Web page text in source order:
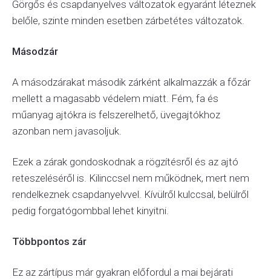
Görgős és csapdanyelves változatok egyaránt léteznek
belőle, szinte minden esetben zárbetétes változatok.
Másodzár
A másodzárakat második zárként alkalmazzák a főzár
mellett a magasabb védelem miatt. Fém, fa és
műanyag ajtókra is felszerelhető, üvegajtókhoz
azonban nem javasoljuk.
Ezek a zárak gondoskodnak a rögzítésről és az ajtó
reteszeléséről is. Kilinccsel nem működnek, mert nem
rendelkeznek csapdanyelvvel. Kívülről kulccsal, belülről
pedig forgatógombbal lehet kinyitni.
Többpontos zár
Ez az zártípus már gyakran előfordul a mai bejárati